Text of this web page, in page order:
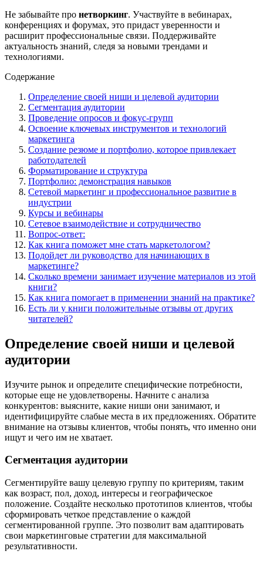
Не забывайте про нетворкинг. Участвуйте в вебинарах,
конференциях и форумах, это придаст уверенности и
расширит профессиональные связи. Поддерживайте
актуальность знаний, следя за новыми трендами и
технологиями.
Содержание
Определение своей ниши и целевой аудитории
Сегментация аудитории
Проведение опросов и фокус-групп
Освоение ключевых инструментов и технологий
маркетинга
Создание резюме и портфолио, которое привлекает
работодателей
Форматирование и структура
Портфолио: демонстрация навыков
Сетевой маркетинг и профессиональное развитие в
индустрии
Курсы и вебинары
Сетевое взаимодействие и сотрудничество
Вопрос-ответ:
Как книга поможет мне стать маркетологом?
Подойдет ли руководство для начинающих в
маркетинге?
Сколько времени занимает изучение материалов из этой
книги?
Как книга помогает в применении знаний на практике?
Есть ли у книги положительные отзывы от других
читателей?
Определение своей ниши и целевой
аудитории
Изучите рынок и определите специфические потребности,
которые еще не удовлетворены. Начните с анализа
конкурентов: выясните, какие ниши они занимают, и
идентифицируйте слабые места в их предложениях. Обратите
внимание на отзывы клиентов, чтобы понять, что именно они
ищут и чего им не хватает.
Сегментация аудитории
Сегментируйте вашу целевую группу по критериям, таким
как возраст, пол, доход, интересы и географическое
положение. Создайте несколько прототипов клиентов, чтобы
сформировать четкое представление о каждой
сегментированной группе. Это позволит вам адаптировать
свои маркетинговые стратегии для максимальной
результативности.